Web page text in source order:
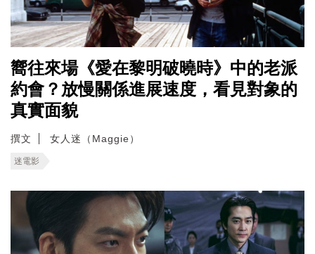
嚮往來場《愛在黎明破曉時》中的老派
約會？放慢關係進展速度，看見對象的
真實面貌
撰文 女人迷（Maggie）
迷電影